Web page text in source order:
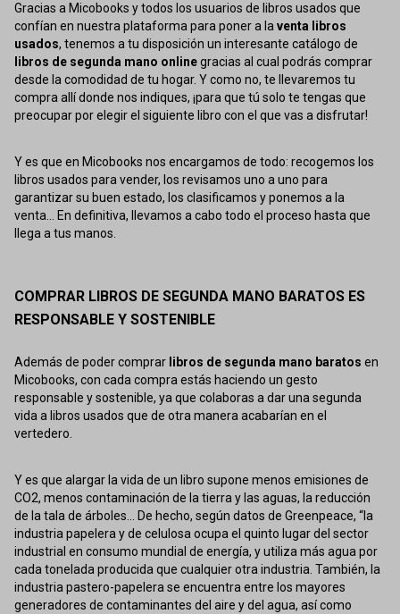
Gracias a Micobooks y todos los usuarios de libros usados que
confían en nuestra plataforma para poner a laventa libros
usados, tenemos a tu disposición un interesante catálogo de
libros de segunda mano onlinegracias al cual podrás comprar
desde la comodidad de tu hogar. Y como no, te llevaremos tu
compra allí donde nos indiques, ¡para que tú solo te tengas que
preocupar por elegir el siguiente libro con el que vas a disfrutar!
Y es que en Micobooks nos encargamos de todo: recogemos los
libros usados para vender, los revisamos uno a uno para
garantizar su buen estado, los clasificamos y ponemos a la
venta... En definitiva, llevamos a cabo todo el proceso hasta que
llega a tus manos.
COMPRAR LIBROS DE SEGUNDA MANO BARATOS ES
RESPONSABLE Y SOSTENIBLE
Además de poder comprar libros de segunda mano baratos en
Micobooks, con cada compra estás haciendo un gesto
responsable y sostenible, ya que colaboras a dar una segunda
vida a libros usados que de otra manera acabarían en el
vertedero.
Y es que alargar la vida de un libro supone menos emisiones de
CO2, menos contaminación de la tierra y las aguas, la reducción
de la tala de árboles... De hecho, según datos de Greenpeace, “la
industria papelera y de celulosa ocupa el quinto lugar del sector
industrial en consumo mundial de energía, y utiliza más agua por
cada tonelada producida que cualquier otra industria. También, la
industria pastero-papelera se encuentra entre los mayores
generadores de contaminantes del aire y del agua, así como